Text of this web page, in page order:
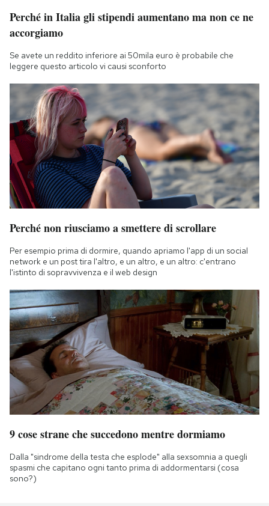
Perché in Italia gli stipendi aumentano ma non ce ne
accorgiamo
Se avete un reddito inferiore ai 50mila euro è probabile che
leggere questo articolo vi causi sconforto
Perché non riusciamo a smettere di scrollare
Per esempio prima di dormire, quando apriamo l'app di un social
network e un post tira l'altro, e un altro, e un altro: c'entrano
l'istinto di sopravvivenza e il web design
9 cose strane che succedono mentre dormiamo
Dalla "sindrome della testa che esplode" alla sexsomnia a quegli
spasmi che capitano ogni tanto prima di addormentarsi (cosa
sono?)